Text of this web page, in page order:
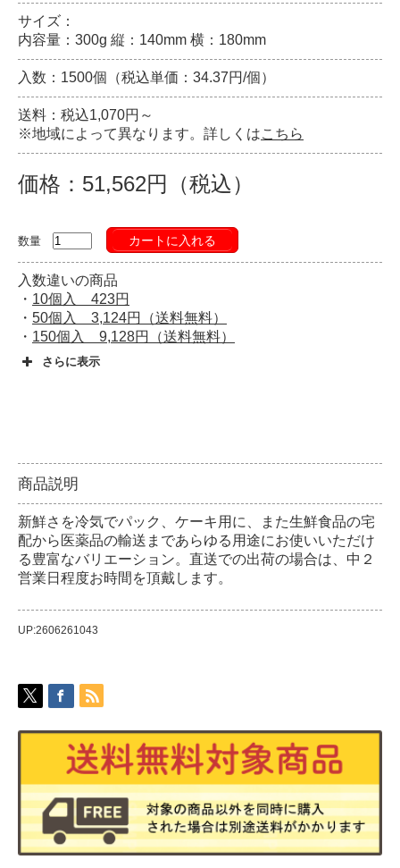
サイズ：
内容量：300g 縦：140mm 横：180mm
入数：1500個（税込単価：34.37円/個）
送料：税込1,070円～
※地域によって異なります。詳しくはこちら
価格：51,562円（税込）
数量 カートに入れる
入数違いの商品
・ 10個入 423円
・ 50個入 3,124円（送料無料）
・ 150個入 9,128円（送料無料）
さらに表示
商品説明
新鮮さを冷気でパック、ケーキ用に、また生鮮食品の宅
配から医薬品の輸送まであらゆる用途にお使いいただけ
る豊富なバリエーション。直送での出荷の場合は、中２
営業日程度お時間を頂戴します。
UP:2606261043